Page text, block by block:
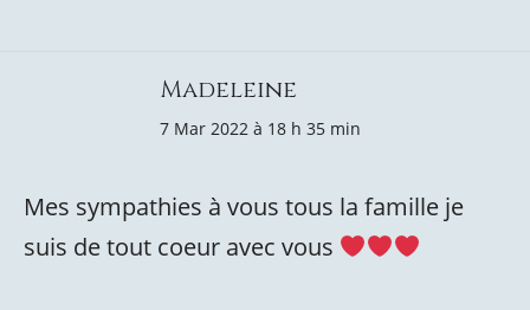
Madeleine
7 Mar 2022 à 18 h 35 min
Mes sympathies à vous tous la famille je
suis de tout coeur avec vous